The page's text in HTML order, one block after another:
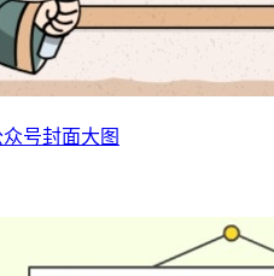
号封面大图